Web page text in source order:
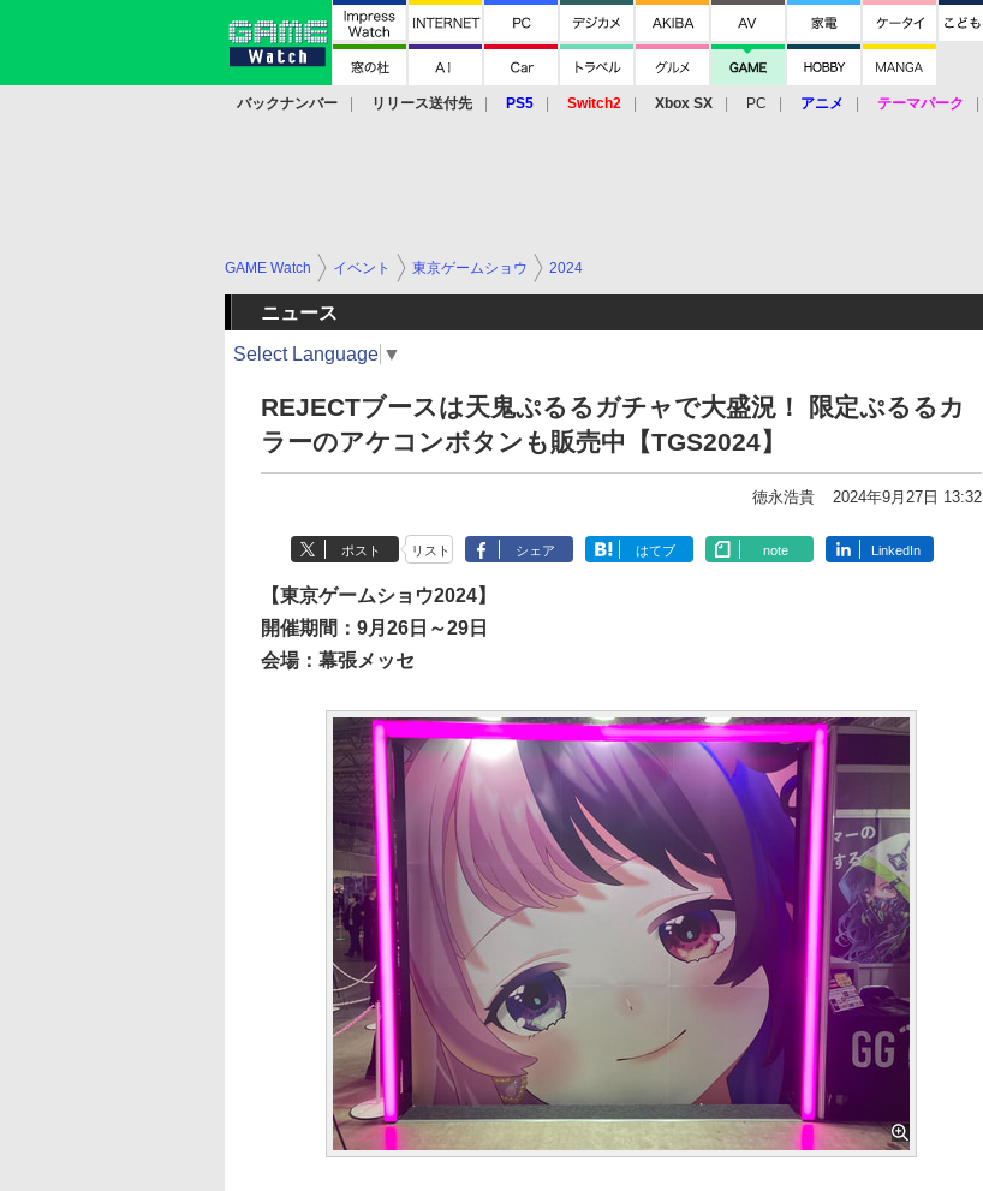
バックナンバー リリース送付先 PS5 Switch2 Xbox SX PC アニメ テーマパーク
GAME Watch イベント 東京ゲームショウ 2024
ニュース
Select Language ▼
REJECTブースは天鬼ぷるるガチャで大盛況！ 限定ぷるるカ
ラーのアケコンボタンも販売中【TGS2024】
徳永浩貴 2024年9月27日 13:32
ポスト リスト シェア はてブ note LinkedIn
【東京ゲームショウ2024】
開催期間：9月26日～29日
会場：幕張メッセ